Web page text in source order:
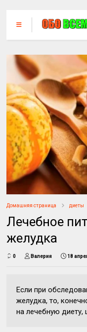
Домашняя страница диеты
Лечебное
желудка
0 Валерия 18
Если при
желудка, то,
на лечебную